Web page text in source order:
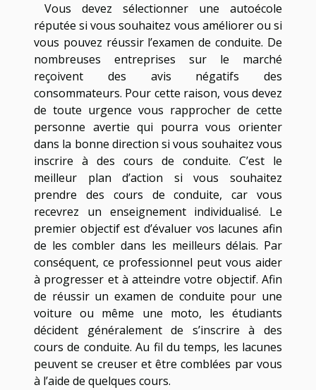
Vous devez sélectionner une autoécole
réputée si vous souhaitez vous améliorer ou si
vous pouvez réussir l’examen de conduite. De
nombreuses entreprises sur le marché
reçoivent des avis négatifs des
consommateurs. Pour cette raison, vous devez
de toute urgence vous rapprocher de cette
personne avertie qui pourra vous orienter
dans la bonne direction si vous souhaitez vous
inscrire à des cours de conduite. C’est le
meilleur plan d’action si vous souhaitez
prendre des cours de conduite, car vous
recevrez un enseignement individualisé. Le
premier objectif est d’évaluer vos lacunes afin
de les combler dans les meilleurs délais. Par
conséquent, ce professionnel peut vous aider
à progresser et à atteindre votre objectif. Afin
de réussir un examen de conduite pour une
voiture ou même une moto, les étudiants
décident généralement de s’inscrire à des
cours de conduite. Au fil du temps, les lacunes
peuvent se creuser et être comblées par vous
à l’aide de quelques cours.